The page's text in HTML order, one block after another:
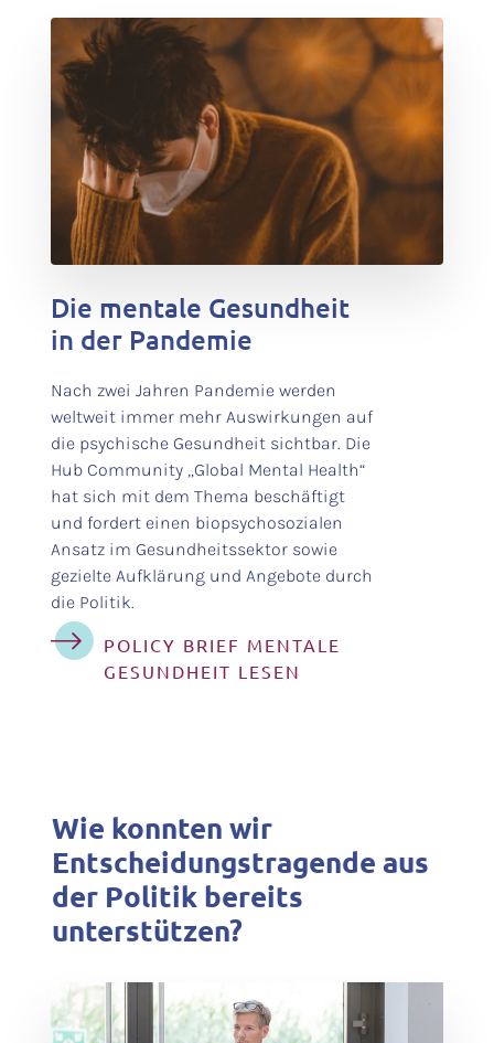
test
Die mentale Gesundheit
in der Pandemie
Nach zwei Jahren Pandemie werden
weltweit immer mehr Auswirkungen auf
die psychische Gesundheit sichtbar. Die
Hub Community „Global Mental Health“
hat sich mit dem Thema beschäftigt
und fordert einen biopsychosozialen
Ansatz im Gesundheitssektor sowie
gezielte Aufklärung und Angebote durch
die Politik.
POLICY BRIEF MENTALE
GESUNDHEIT LESEN
Wie konnten wir
Entscheidungstragende aus
der Politik bereits
unterstützen?